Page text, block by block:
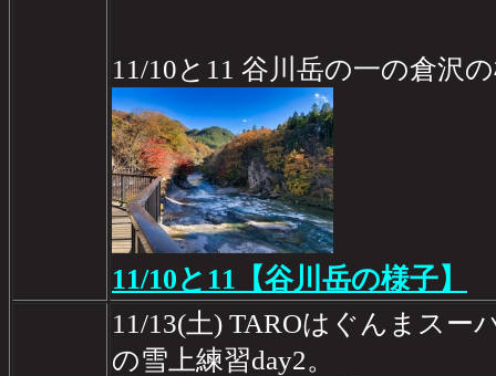
11/10と11 谷川岳の一の倉沢
11/10と11【谷川岳の様子】
11/13(土) TAROはぐんまスー
の雪上練習day2。